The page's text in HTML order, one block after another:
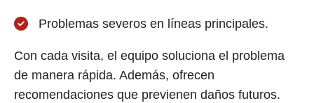
Problemas severos en líneas principales.
Con cada visita, el equipo soluciona el problema
de manera rápida. Además, ofrecen
recomendaciones que previenen daños futuros.